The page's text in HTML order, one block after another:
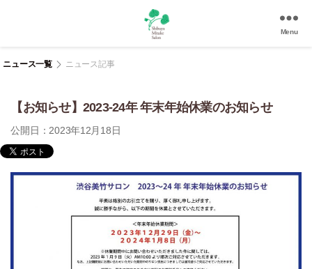
サ
渋
谷
駅
徒
歩
3
分
Menu
ニュース一覧 ニュース記事
【お知らせ】2023-24年 年末年始休業のお知らせ
公開日：2023年12月18日